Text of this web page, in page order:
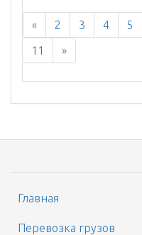
« 2 3 4 5
11
»
Главная
Перевозка грузов